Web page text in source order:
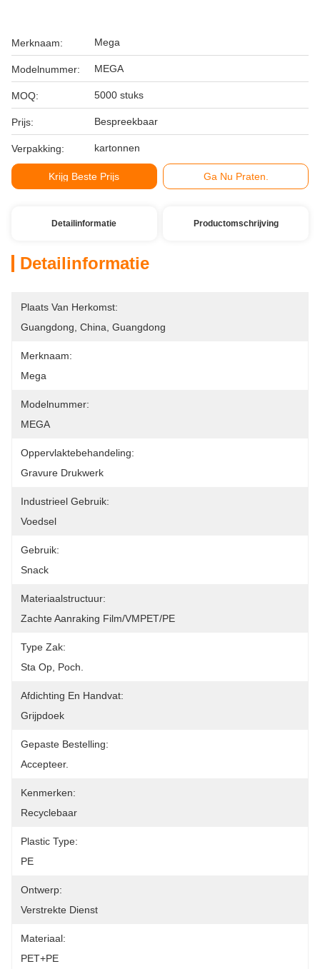
Merknaam: Mega
Modelnummer: MEGA
MOQ: 5000 stuks
Prijs: Bespreekbaar
Verpakking: kartonnen
Krijg Beste Prijs Ga Nu Praten.
Detailinformatie Productomschrijving
Detailinformatie
Plaats Van Herkomst:
Guangdong, China, Guangdong
Merknaam:
Mega
Modelnummer:
MEGA
Oppervlaktebehandeling:
Gravure Drukwerk
Industrieel Gebruik:
Voedsel
Gebruik:
Snack
Materiaalstructuur:
Zachte Aanraking Film/VMPET/PE
Type Zak:
Sta Op, Poch.
Afdichting En Handvat:
Grijpdoek
Gepaste Bestelling:
Accepteer.
Kenmerken:
Recyclebaar
Plastic Type:
PE
Ontwerp:
Verstrekte Dienst
Materiaal:
PET+PE